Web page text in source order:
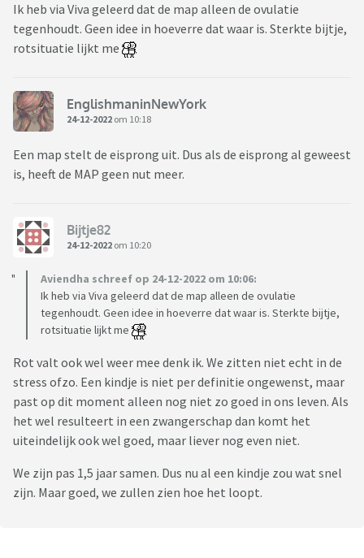
Ik heb via Viva geleerd dat de map alleen de ovulatie
tegenhoudt. Geen idee in hoeverre dat waar is. Sterkte bijtje,
rotsituatie lijkt me
EnglishmaninNewYork
24-12-2022 om 10:18
Een map stelt de eisprong uit. Dus als de eisprong al geweest
is, heeft de MAP geen nut meer.
Bijtje82
24-12-2022 om 10:20
Aviendha schreef op 24-12-2022 om 10:06:
Ik heb via Viva geleerd dat de map alleen de ovulatie
tegenhoudt. Geen idee in hoeverre dat waar is. Sterkte bijtje,
rotsituatie lijkt me
Rot valt ook wel weer mee denk ik. We zitten niet echt in de
stress ofzo. Een kindje is niet per definitie ongewenst, maar
past op dit moment alleen nog niet zo goed in ons leven. Als
het wel resulteert in een zwangerschap dan komt het
uiteindelijk ook wel goed, maar liever nog even niet.
We zijn pas 1,5 jaar samen. Dus nu al een kindje zou wat snel
zijn. Maar goed, we zullen zien hoe het loopt.